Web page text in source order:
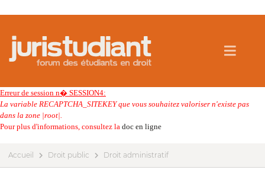
Erreur de session n� SESSION4:
La variable RECAPTCHA_SITEKEY que vous souhaitez valoriser n'existe pas
dans la zone |root|.
Pour plus d'informations, consultez la doc en ligne
Accueil Droit public Droit administratif